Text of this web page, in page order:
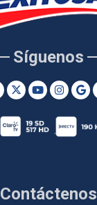
Contáctenos
Síguenos